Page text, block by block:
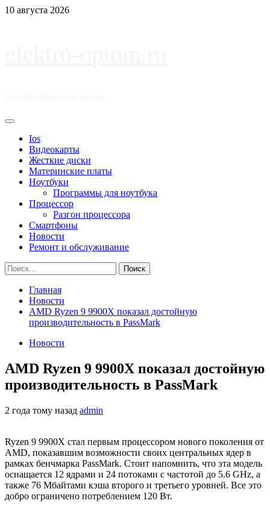
Перейти
10 августа 2026
Основное
Ios
Видеокарты
Жесткие диски
Материнские платы
Ноутбуки
Программы для ноутбука
Процессор
Разгон процессора
Смартфоны
Новости
Ремонт и обслуживание
Найти:
Главная
Новости
AMD Ryzen 9 9900X показал достойную
производительность в PassMark
Новости
AMD Ryzen 9 9900X показал достойную
производительность в PassMark
2 года тому назад admin
Ryzen 9 9900X стал первым процессором нового поколения от
AMD, показавшим возможности своих центральных ядер в
рамках бенчмарка PassMark. Стоит напомнить, что эта модель
оснащается 12 ядрами и 24 потоками с частотой до 5.6 GHz, а
также 76 Мбайтами кэша второго и третьего уровней. Все это
добро ограничено потреблением 120 Вт.